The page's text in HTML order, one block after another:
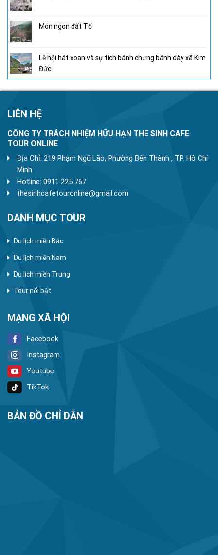
Món ngon đất Tổ
Lễ hội hát xoan và sự tích bánh chưng bánh dày xã Kim
Đức
LIÊN HỆ
CÔNG TY TRÁCH NHIỆM HỮU HẠN THE SINH CAFE
TOUR ONLINE
Địa Chỉ: 219 Phạm Ngũ Lão, Phường Bến Thành , TP. Hồ Chí
Minh
Hotline: 0911 225 767
thesinhcafetouronline@gmail.com
DANH MỤC TOUR
Du lịch miền Bắc
Du lịch miền Nam
Du lịch miền Trung
Tour nổi bật
MẠNG XÃ HỘI
Facebook
Instagram
Youtube
TikTok
BẢN ĐỒ CHỈ DẪN